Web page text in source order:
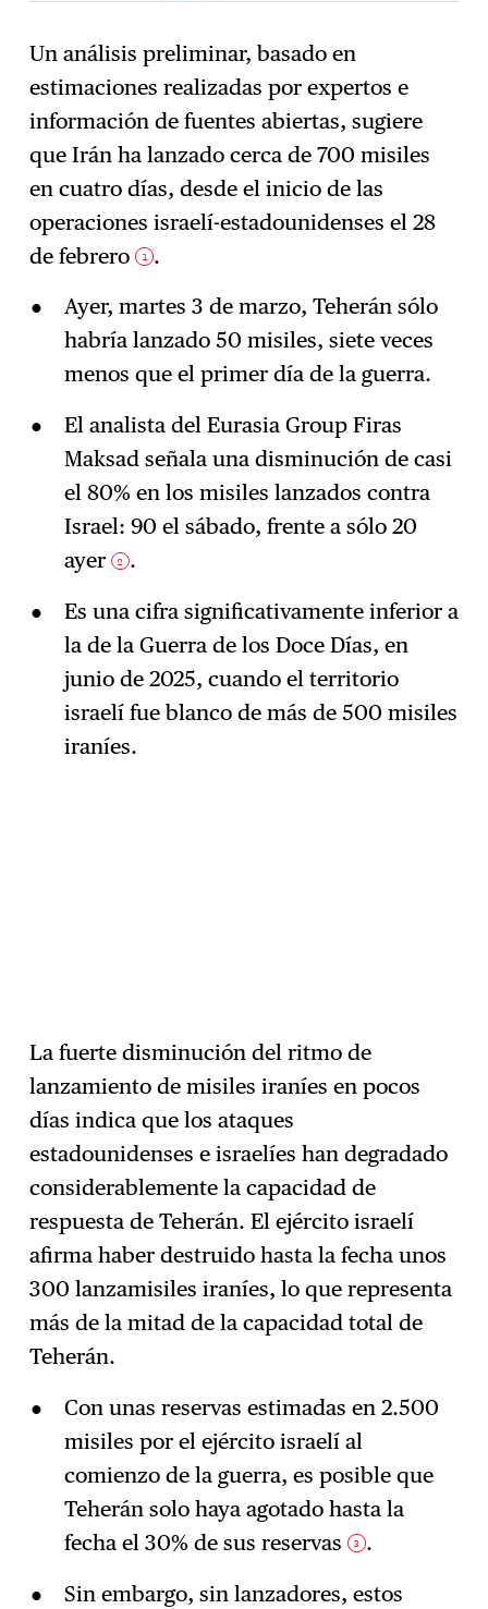
→ Suscríbase
Un análisis preliminar, basado en
estimaciones realizadas por expertos e
información de fuentes abiertas, sugiere
que Irán ha lanzado cerca de 700 misiles
en cuatro días, desde el inicio de las
operaciones israelí-estadounidenses el 28
de febrero 1 .
Ayer, martes 3 de marzo, Teherán sólo
habría lanzado 50 misiles, siete veces
menos que el primer día de la guerra.
El analista del Eurasia Group Firas
Maksad señala una disminución de casi
el 80% en los misiles lanzados contra
Israel: 90 el sábado, frente a sólo 20
ayer
2 .
Es una cifra significativamente inferior a
la de la Guerra de los Doce Días, en
junio de 2025, cuando el territorio
israelí fue blanco de más de 500 misiles
iraníes.
La fuerte disminución del ritmo de
lanzamiento de misiles iraníes en pocos
días indica que los ataques
estadounidenses e israelíes han degradado
considerablemente la capacidad de
respuesta de Teherán. El ejército israelí
afirma haber destruido hasta la fecha unos
300 lanzamisiles iraníes, lo que representa
más de la mitad de la capacidad total de
Teherán.
Con unas reservas estimadas en 2.500
misiles por el ejército israelí al
comienzo de la guerra, es posible que
Teherán solo haya agotado hasta la
fecha el 30% de sus reservas
3 .
Sin embargo, sin lanzadores, estos